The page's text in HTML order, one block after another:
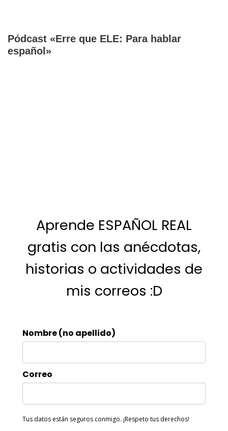
Pódcast «Erre que ELE: Para hablar
español»
Aprende ESPAÑOL REAL
gratis con las anécdotas,
historias o actividades de
mis correos :D
Nombre (no apellido)
Correo
Tus datos están seguros conmigo. ¡Respeto tus derechos!